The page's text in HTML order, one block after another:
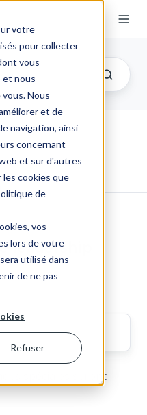
votre
pour collecter
vous
et nous
Nous
et de
navigation, ainsi
concernant
et sur d'autres
les cookies que
de
vos
lors de votre
utilisé dans
de ne pas
Refuser
leadership
spéciales seront